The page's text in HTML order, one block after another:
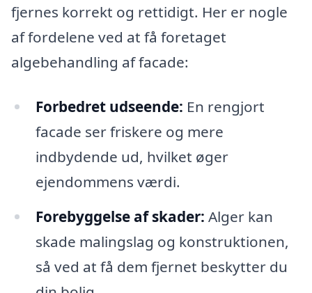
fjernes korrekt og rettidigt. Her er nogle
af fordelene ved at få foretaget
algebehandling af facade:
Forbedret udseende: En rengjort
facade ser friskere og mere
indbydende ud, hvilket øger
ejendommens værdi.
Forebyggelse af skader: Alger kan
skade malingslag og konstruktionen,
så ved at få dem fjernet beskytter du